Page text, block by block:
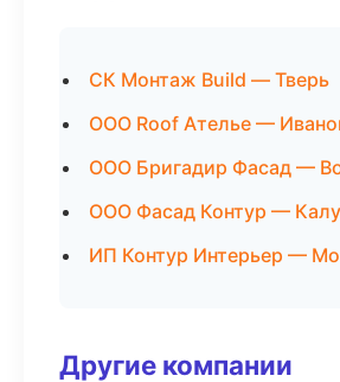
СК Монтаж Build — Тверь
ООО Roof Ателье —
ООО Бригадир Фасад —
ООО Фасад Контур —
ИП Контур Интерьер —
Другие компании